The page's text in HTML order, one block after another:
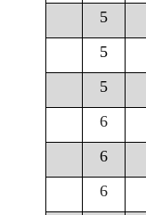
5
5
5
6
6
6